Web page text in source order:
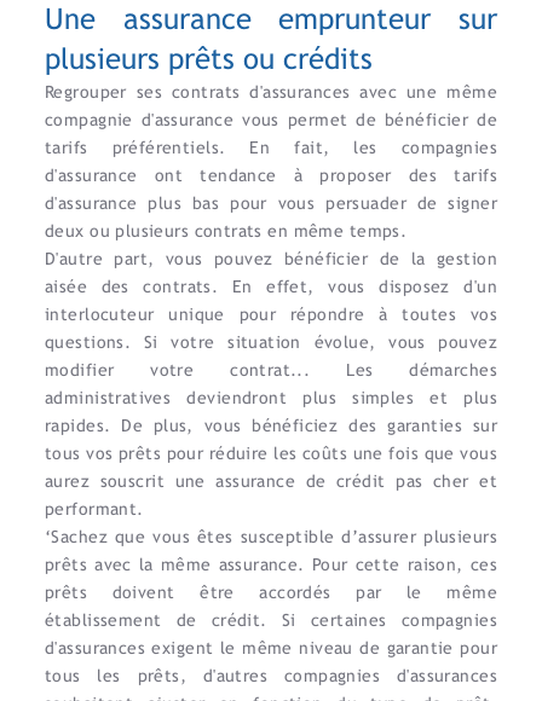
Une assurance emprunteur sur
plusieurs prêts ou crédits
Regrouper ses contrats d'assurances avec une même
compagnie d'assurance vous permet de bénéficier de
tarifs préférentiels. En fait, les compagnies
d'assurance ont tendance à proposer des tarifs
d'assurance plus bas pour vous persuader de signer
deux ou plusieurs contrats en même temps.
D'autre part, vous pouvez bénéficier de la gestion
aisée des contrats. En effet, vous disposez d'un
interlocuteur unique pour répondre à toutes vos
questions. Si votre situation évolue, vous pouvez
modifier votre contrat... Les démarches
administratives deviendront plus simples et plus
rapides. De plus, vous bénéficiez des garanties sur
tous vos prêts pour réduire les coûts une fois que vous
aurez souscrit une assurance de crédit pas cher et
performant.
‘Sachez que vous êtes susceptible d’assurer plusieurs
prêts avec la même assurance. Pour cette raison, ces
prêts doivent être accordés par le même
établissement de crédit. Si certaines compagnies
d'assurances exigent le même niveau de garantie pour
tous les prêts, d'autres compagnies d'assurances